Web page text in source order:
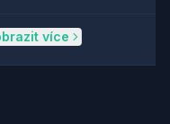
více